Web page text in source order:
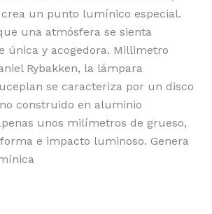
un punto lumínico especial.
una atmósfera se sienta
única y acogedora. Millimetro
Rybakken, la lámpara
se caracteriza por un disco
construido en aluminio
unos milímetros de grueso,
e impacto luminoso. Genera